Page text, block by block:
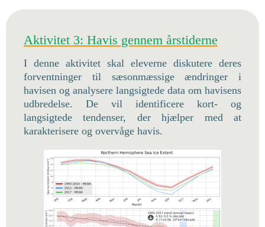
Aktivitet 3: Havis gennem årstiderne
I denne aktivitet skal eleverne diskutere deres
forventninger til sæsonmæssige ændringer i
havisen og analysere langsigtede data om havisens
udbredelse. De vil identificere kort- og
langsigtede tendenser, der hjælper med at
karakterisere og overvåge havis.